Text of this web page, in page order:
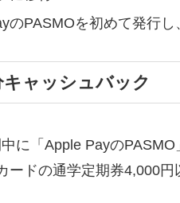
のPASMOを初めて発行し
キャッシュバック
に「Apple Payの
ードの通学定期券4,000